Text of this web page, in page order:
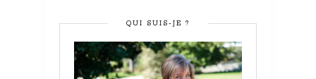
QUI SUIS-JE ?